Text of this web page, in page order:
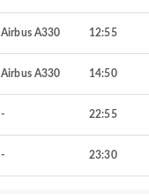
Airbus A330 12:55
Airbus A330 14:50
- 22:55
- 23:30